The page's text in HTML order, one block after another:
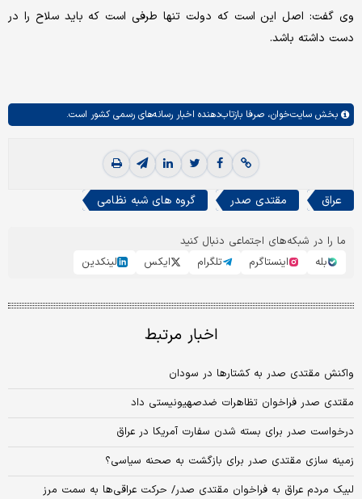
وی گفت: اصل این است که دولت تنها طرفی است که باید سلاح را در
دست داشته باشد.
بخش سایت‌خوان، صرفا بازتاب‌دهنده اخبار رسانه‌های رسمی کشور است.
عراق مقتدی صدر گروه های شبه نظامی
ما را در شبکه‌های اجتماعی دنبال کنید
بله
اینستاگرم تلگرام ایکس لینکدین
اخبار مرتبط
واکنش مقتدی صدر به کشتارها در سودان
مقتدی صدر فراخوان تظاهرات ضدصهیونیستی داد
درخواست صدر برای بسته شدن سفارت آمریکا در عراق
زمینه سازی مقتدی صدر برای بازگشت به صحنه سیاسی؟
لبیک مردم عراق به فراخوان مقتدی صدر/ حرکت عراقی‌ها به سمت مرز